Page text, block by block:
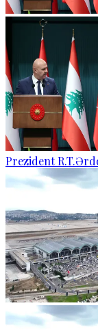
Prezident